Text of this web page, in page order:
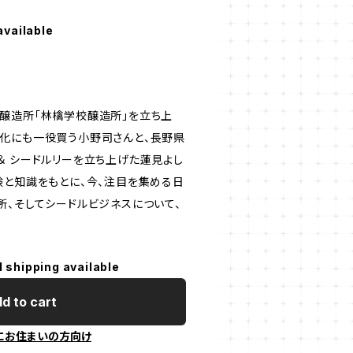
造所「林檎学校醸造所」を立ち上
にも一役買う小野司さんと、長野県
シードルリーを立ち上げた蓮見よし
知識をもとに、今、注目を集める日
そしてシードルビジネスについて、
shipping available
to cart
お住まいの方向け